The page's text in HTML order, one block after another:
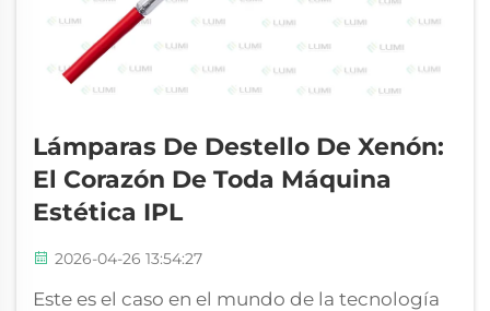
Lámparas De Destello De Xenón:
El Corazón De Toda Máquina
Estética IPL
2026-04-26 13:54:27
Este es el caso en el mundo de la tecnología